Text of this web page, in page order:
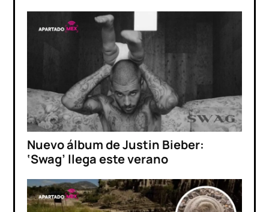
Nuevo álbum de Justin Bieber:
‘Swag’ llega este verano